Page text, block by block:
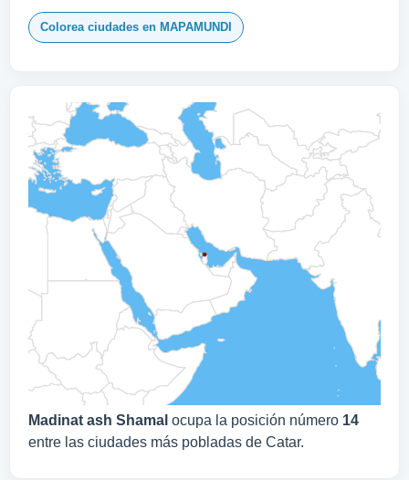
Colorea ciudades en MAPAMUNDI
Madinat ash Shamal ocupa la posición número 14
entre las ciudades más pobladas de Catar.